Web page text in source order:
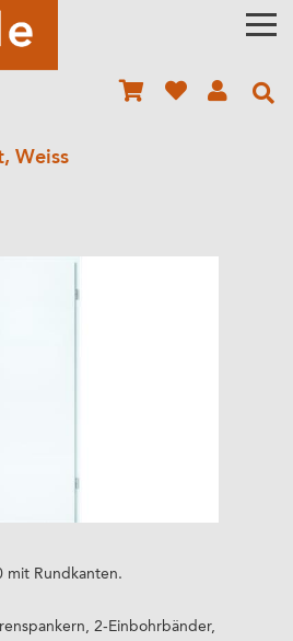
Weiss
mit Rundkanten.
2-Einbohrbänder,